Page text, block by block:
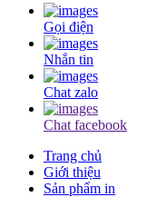
Gọi điện
Nhắn tin
Chat zalo
Chat facebook
Trang chủ
Giới thiệu
Sản phẩm in